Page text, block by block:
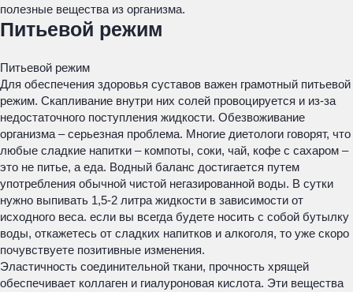
полезные вещества из организма.
Питьевой режим
Питьевой режим
Для обеспечения здоровья суставов важен грамотный питьевой
режим. Скапливание внутри них солей провоцируется и из-за
недостаточного поступления жидкости. Обезвоживание
организма – серьезная проблема. Многие диетологи говорят, что
любые сладкие напитки – компоты, соки, чай, кофе с сахаром –
это не питье, а еда. Водный баланс достигается путем
употребления обычной чистой негазированной воды. В сутки
нужно выпивать 1,5-2 литра жидкости в зависимости от
исходного веса. если вы всегда будете носить с собой бутылку
воды, откажетесь от сладких напитков и алкоголя, то уже скоро
почувствуете позитивные изменения.
Эластичность соединительной ткани, прочность хрящей
обеспечивает коллаген и гиалуроновая кислота. Эти вещества